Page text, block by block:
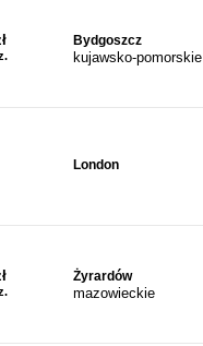
Bydgoszcz
kujawsko-pomorskie
London
Żyrardów
mazowieckie